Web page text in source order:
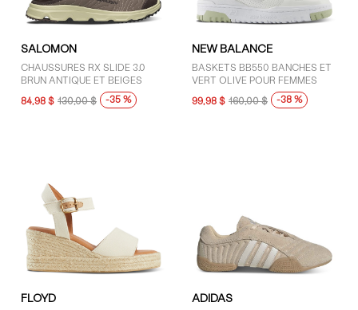
SALOMON
CHAUSSURES RX SLIDE 3.0
BRUN ANTIQUE ET BEIGES
84,98 $ 130,00 $ -35 %
NEW BALANCE
BASKETS BB550 BANCHES ET
VERT OLIVE POUR FEMMES
99,98 $ 160,00 $ -38 %
FLOYD ADIDAS